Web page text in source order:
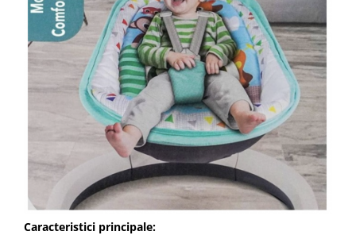
Caracteristici principale: